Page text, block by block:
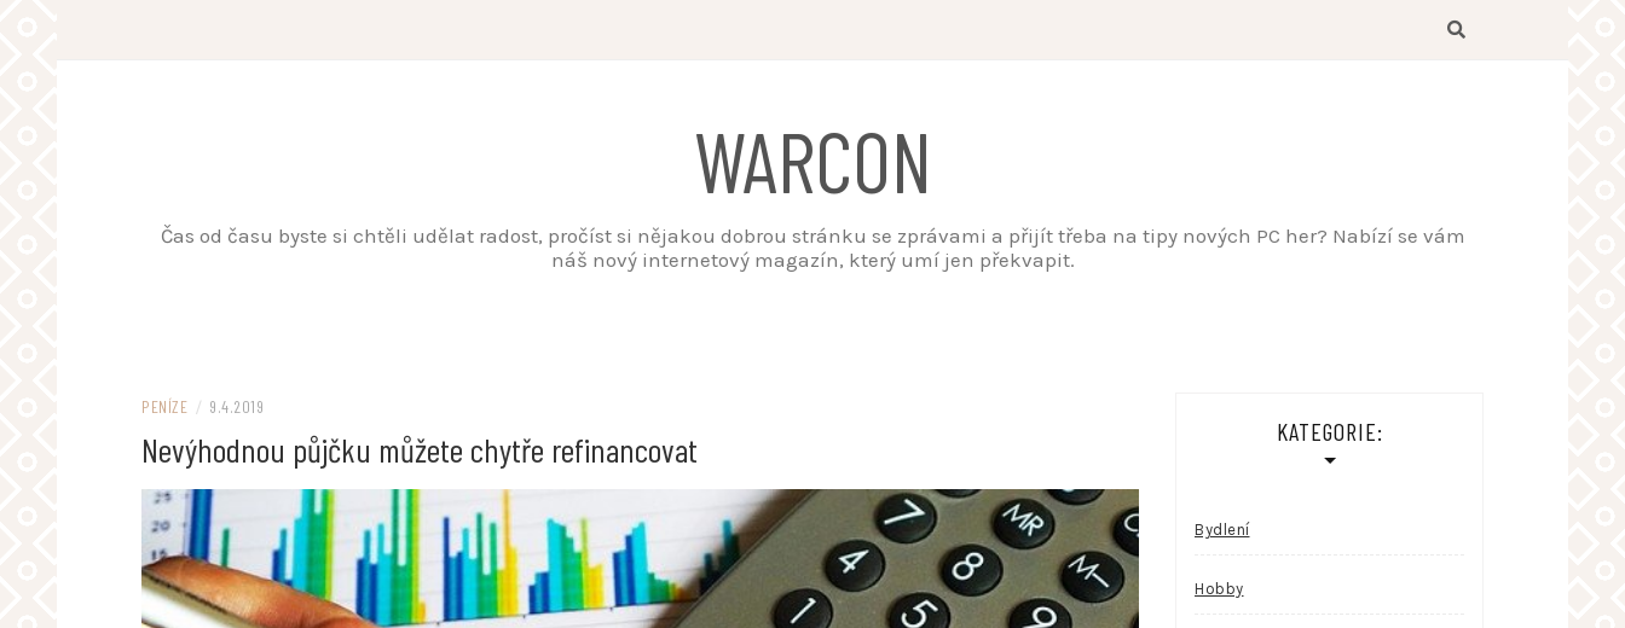
WARCON
Čas od času byste si chtěli udělat radost, pročíst si nějakou dobrou stránku se zprávami a přijít třeba na tipy nových PC her? Nabízí se vám
náš nový internetový magazín, který umí jen překvapit.
PENÍZE / 9.4.2019
Nevýhodnou půjčku můžete chytře refinancovat KATEGORIE:
Bydlení
Hobby